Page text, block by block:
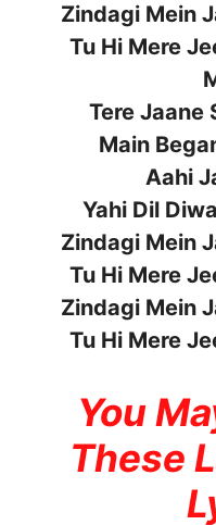
Zindagi Mein
Tu Hi Mere
Tere Jaane
Main
Aahi
Yahi Dil
Zindagi Mein
Tu Hi Mere
Zindagi Mein
Tu Hi Mere
You
These